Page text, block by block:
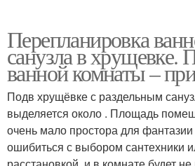
Перепланировка
санузла в хрущевке.
ванной комнаты –
Подв хрущёвке с раздельным
выделяется около . Площадь
очень мало простора для
ошибиться с выбором сантехники